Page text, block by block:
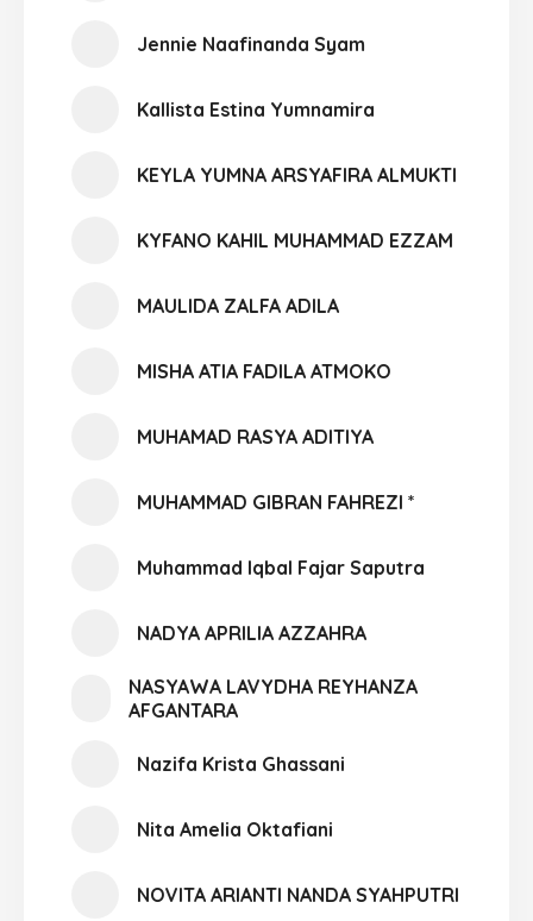
Jennie Naafinanda Syam
Kallista Estina Yumnamira
KEYLA YUMNA ARSYAFIRA ALMUKTI
KYFANO KAHIL MUHAMMAD EZZAM
MAULIDA ZALFA ADILA
MISHA ATIA FADILA ATMOKO
MUHAMAD RASYA ADITIYA
MUHAMMAD GIBRAN FAHREZI *
Muhammad Iqbal Fajar Saputra
NADYA APRILIA AZZAHRA
NASYAWA LAVYDHA REYHANZA
AFGANTARA
Nazifa Krista Ghassani
Nita Amelia Oktafiani
NOVITA ARIANTI NANDA SYAHPUTRI